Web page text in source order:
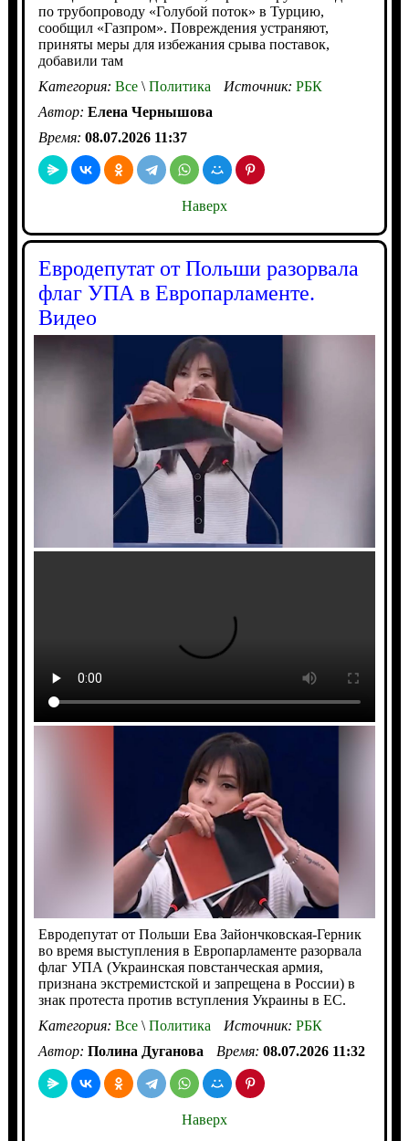
по трубопроводу «Голубой поток» в Турцию,
сообщил «Газпром». Повреждения устраняют,
приняты меры для избежания срыва поставок,
добавили там
Категория: Все\Политика Источник: РБК
Автор: Елена Чернышова
Время: 08.07.2026 11:37
Наверх
Евродепутат от Польши разорвала
флаг УПА в Европарламенте.
Видео
Евродепутат от Польши Ева Зайончковская-Герник
во время выступления в Европарламенте разорвала
флаг УПА (Украинская повстанческая армия,
признана экстремистской и запрещена в России) в
знак протеста против вступления Украины в ЕС.
Категория: Все\Политика Источник: РБК
Автор: Полина Дуганова Время: 08.07.2026 11:32
Наверх